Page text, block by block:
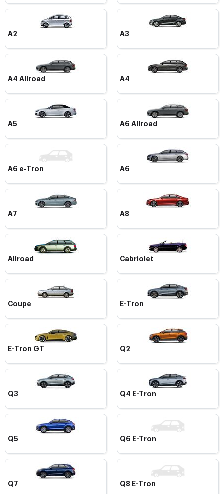
A2 A3
A4 Allroad A4
A5 A6 Allroad
A6 e-Tron A6
A7 A8
Allroad Cabriolet
Coupe E-Tron
E-Tron GT Q2
Q3 Q4 E-Tron
Q5 Q6 E-Tron
Q7 Q8 E-Tron